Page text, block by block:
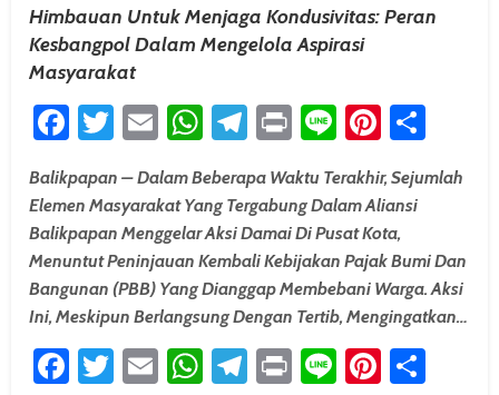
Himbauan Untuk Menjaga Kondusivitas: Peran
Kesbangpol Dalam Mengelola Aspirasi
Masyarakat
Facebook
Twitter
EmailWhatsApp
Telegram
PrintLine
Balikpapan – Dalam Beberapa Waktu Terakhir, Sejumlah
Elemen Masyarakat Yang Tergabung Dalam Aliansi
Balikpapan Menggelar Aksi Damai Di Pusat Kota,
Menuntut Peninjauan Kembali Kebijakan Pajak Bumi Dan
Bangunan (PBB) Yang Dianggap Membebani Warga. Aksi
Ini, Meskipun Berlangsung Dengan Tertib, Mengingatkan…
Facebook
Twitter
EmailWhatsApp
Telegram
PrintLine